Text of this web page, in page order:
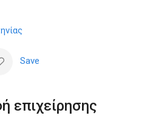
Save
επιχείρησης